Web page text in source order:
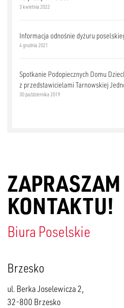
3 kwietnia 2022
Informacja odnośnie dyżuru
4 grudnia 2021
Spotkanie Podopiecznych Domu
z przedstawicielami Tarnowskiej
30 października 2019
ZAPRASZAM
KONTAKTU!
Biura Poselskie
Brzesko
ul. Berka Joselewicza 2,
32-800 Brzesko